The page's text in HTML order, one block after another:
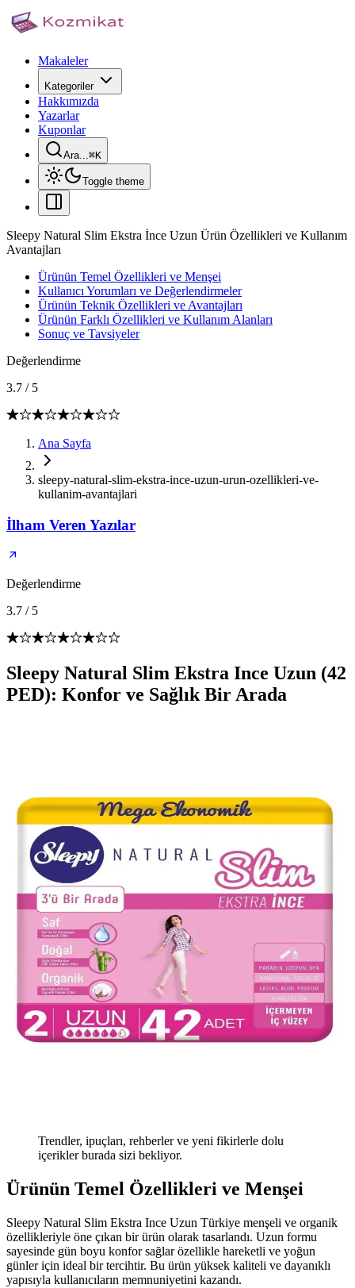
Makaleler
Kategoriler
Hakkımızda
Yazarlar
Kuponlar
Ara...⌘K
Toggle theme
Sleepy Natural Slim Ekstra İnce Uzun Ürün Özellikleri ve Kullanım
Avantajları
Ürünün Temel Özellikleri ve Menşei
Kullanıcı Yorumları ve Değerlendirmeler
Ürünün Teknik Özellikleri ve Avantajları
Ürünün Farklı Özellikleri ve Kullanım Alanları
Sonuç ve Tavsiyeler
Değerlendirme
3.7 / 5
Ana Sayfa
sleepy-natural-slim-ekstra-ince-uzun-urun-ozellikleri-ve-
kullanim-avantajlari
İlham Veren Yazılar
Değerlendirme
3.7 / 5
Sleepy Natural Slim Ekstra Ince Uzun (42
PED): Konfor ve Sağlık Bir Arada
Trendler, ipuçları, rehberler ve yeni fikirlerle dolu
içerikler burada sizi bekliyor.
Ürünün Temel Özellikleri ve Menşei
Sleepy Natural Slim Ekstra Ince Uzun Türkiye menşeli ve organik
özellikleriyle öne çıkan bir ürün olarak tasarlandı. Uzun formu
sayesinde gün boyu konfor sağlar özellikle hareketli ve yoğun
günler için ideal bir tercihtir. Bu ürün yüksek kaliteli ve dayanıklı
yapısıyla kullanıcıların memnuniyetini kazandı.